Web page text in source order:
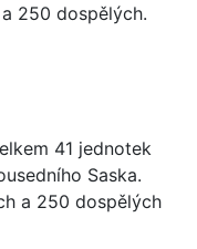
250 dospělých.
41 jednotek
Saska.
a 250 dospělých